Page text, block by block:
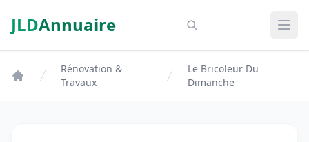
Aspect SDM
JLDAnnuaire
Rénovation &
Travaux
Le Bricoleur Du
Dimanche